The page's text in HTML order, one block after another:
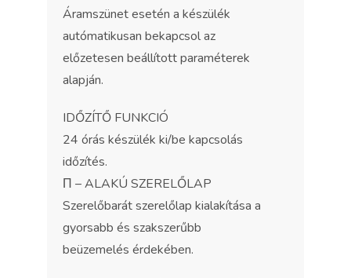
Áramszünet esetén a készülék
autómatikusan bekapcsol az
előzetesen beállított paraméterek
alapján.
IDŐZÍTŐ FUNKCIÓ
24 órás készülék ki/be kapcsolás
időzítés.
Π – ALAKÚ SZERELŐLAP
Szerelőbarát szerelőlap kialakítása a
gyorsabb és szakszerűbb
beüzemelés érdekében.